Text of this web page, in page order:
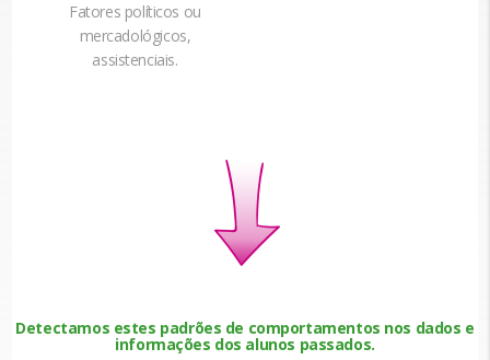
Fatores políticos ou
mercadológicos,
assistenciais.
Detectamos estes padrões de comportamentos nos dados e
informações dos alunos passados.